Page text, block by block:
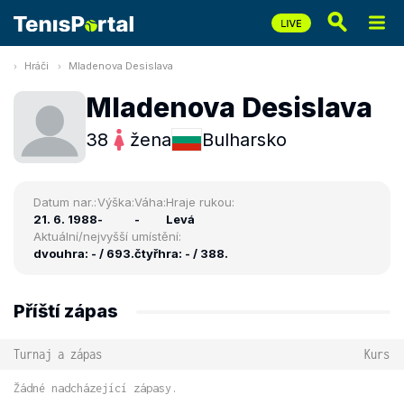
Hráči Mladenova Desislava
Mladenova Desislava
38 žena Bulharsko
Datum nar.:
21. 6. 1988
Výška:
-
Váha:
-
Hraje rukou:
Levá
Aktuální/nejvyšší umístění:
dvouhra: - / 693.čtyřhra: - / 388.
Příští zápas
Turnaj a zápas Kurs
Žádné nadcházející zápasy.